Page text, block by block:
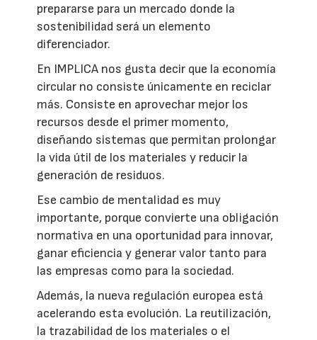
prepararse para un mercado donde la
sostenibilidad será un elemento
diferenciador.
En IMPLICA nos gusta decir que la economía
circular no consiste únicamente en reciclar
más. Consiste en aprovechar mejor los
recursos desde el primer momento,
diseñando sistemas que permitan prolongar
la vida útil de los materiales y reducir la
generación de residuos.
Ese cambio de mentalidad es muy
importante, porque convierte una obligación
normativa en una oportunidad para innovar,
ganar eficiencia y generar valor tanto para
las empresas como para la sociedad.
Además, la nueva regulación europea está
acelerando esta evolución. La reutilización,
la trazabilidad de los materiales o el